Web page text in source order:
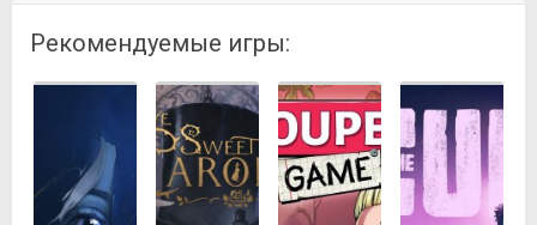
Рекомендуемые игры: